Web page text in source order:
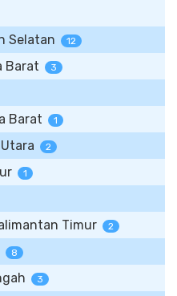
Selatan 12
Barat 3
Barat 1
2
1
Timur 2
8
3